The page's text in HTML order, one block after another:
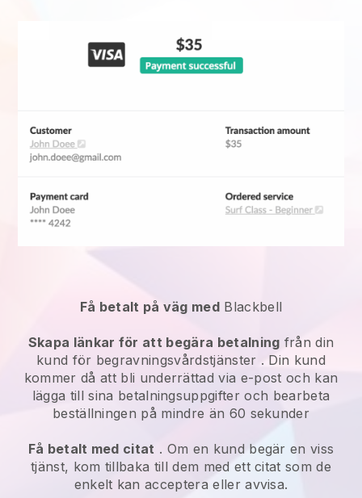
Få betalt på väg med Blackbell
Skapa länkar för att begära betalning från din
kund för begravningsvårdstjänster . Din kund
kommer då att bli underrättad via e-post och kan
lägga till sina betalningsuppgifter och bearbeta
beställningen på mindre än 60 sekunder
Få betalt med citat . Om en kund begär en viss
tjänst, kom tillbaka till dem med ett citat som de
enkelt kan acceptera eller avvisa.